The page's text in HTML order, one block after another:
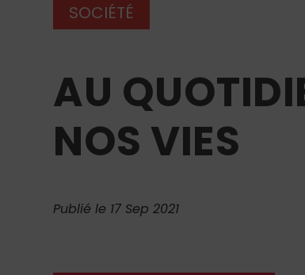
SOCIÉTÉ
AU
NOS VIES
Publié le 17 Sep 2021